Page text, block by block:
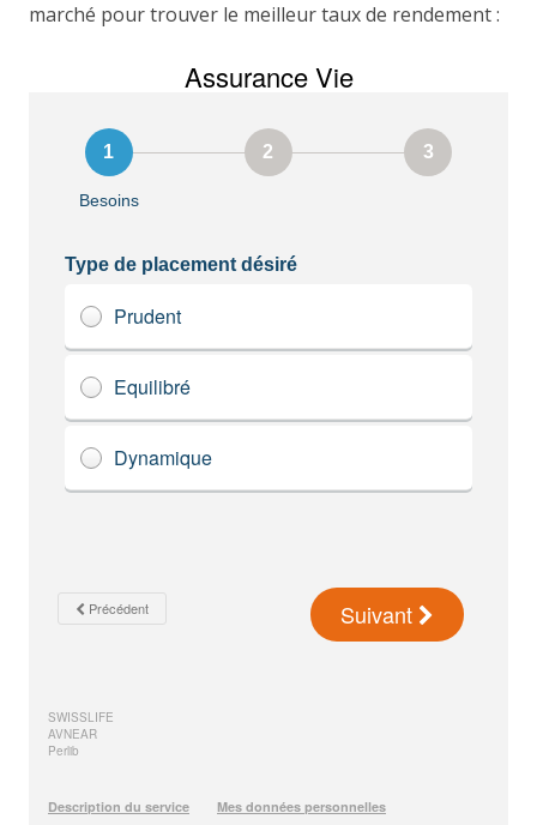
marché pour trouver le meilleur taux de rendement :